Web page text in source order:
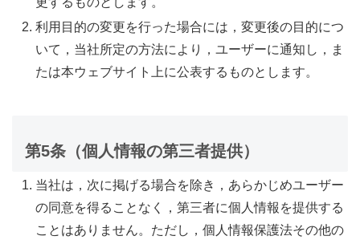
利用目的の変更を行った場合には，変更後の目的につ
いて，当社所定の方法により，ユーザーに通知し，ま
たは本ウェブサイト上に公表するものとします。
第5条（個人情報の第三者提供）
当社は，次に掲げる場合を除き，あらかじめユーザー
の同意を得ることなく，第三者に個人情報を提供する
ことはありません。ただし，個人情報保護法その他の